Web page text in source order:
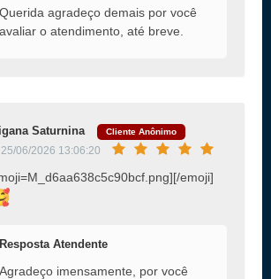
Querida agradeço demais por você
avaliar o atendimento, até breve.
Saturnina Cliente Anônimo
25/06/2026 13:06:20
emoji]
Resposta Atendente
Agradeço imensamente, por você